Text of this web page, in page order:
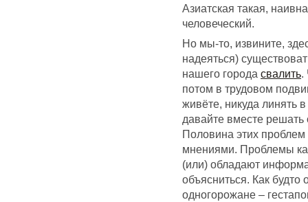
Азиатская такая,
человеческий.
Но мы-то, извините,
надеяться)
нашего города свалить.
потом в трудовом
живёте, никуда линять
давайте вместе
Половина этих
мнениями. Проблемы
(или) обладают
объясниться. Как будто
одногорожане –